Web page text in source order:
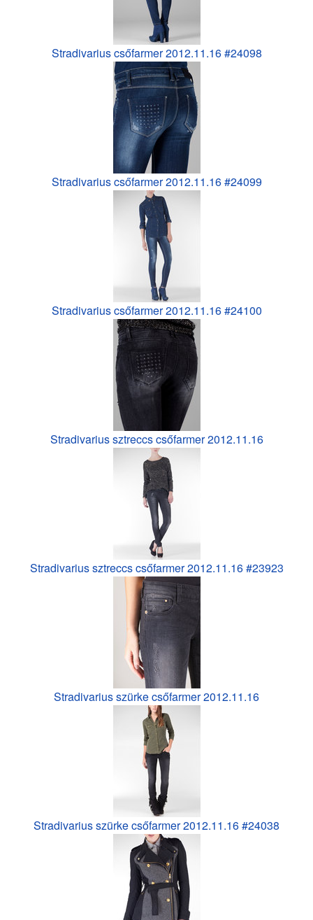
Stradivarius csőfarmer 2012.11.16 #24098
Stradivarius csőfarmer 2012.11.16 #24099
Stradivarius csőfarmer 2012.11.16 #24100
Stradivarius sztreccs csőfarmer 2012.11.16
Stradivarius sztreccs csőfarmer 2012.11.16 #23923
Stradivarius szürke csőfarmer 2012.11.16
Stradivarius szürke csőfarmer 2012.11.16 #24038